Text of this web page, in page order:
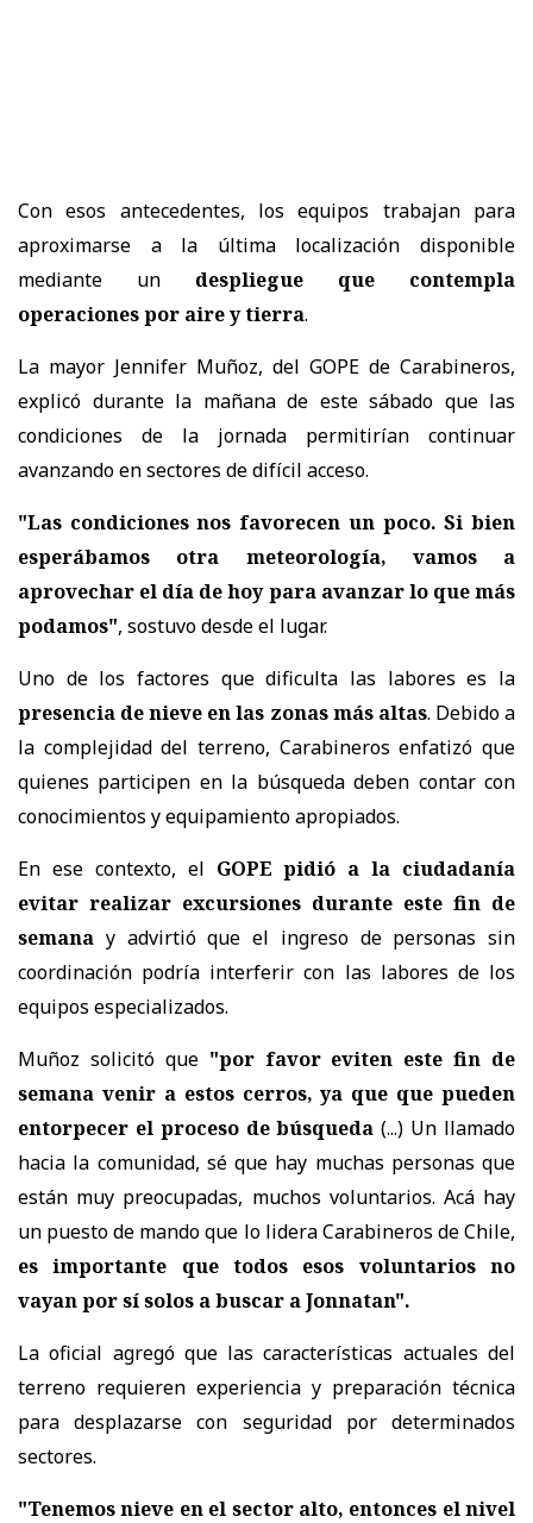
Con esos antecedentes, los equipos trabajan para
aproximarse a la última localización disponible
mediante un despliegue que contempla
operaciones por aire y tierra.
La mayor Jennifer Muñoz, del GOPE de Carabineros,
explicó durante la mañana de este sábado que las
condiciones de la jornada permitirían continuar
avanzando en sectores de difícil acceso.
"Las condiciones nos favorecen un poco. Si bien
esperábamos otra meteorología, vamos a
aprovechar el día de hoy para avanzar lo que más
podamos", sostuvo desde el lugar.
Uno de los factores que dificulta las labores es la
presencia de nieve en las zonas más altas. Debido a
la complejidad del terreno, Carabineros enfatizó que
quienes participen en la búsqueda deben contar con
conocimientos y equipamiento apropiados.
En ese contexto, el GOPE pidió a la ciudadanía
evitar realizar excursiones durante este fin de
semana y advirtió que el ingreso de personas sin
coordinación podría interferir con las labores de los
equipos especializados.
Muñoz solicitó que "por favor eviten este fin de
semana venir a estos cerros, ya que que pueden
entorpecer el proceso de búsqueda (...) Un llamado
hacia la comunidad, sé que hay muchas personas que
están muy preocupadas, muchos voluntarios. Acá hay
un puesto de mando que lo lidera Carabineros de Chile,
es importante que todos esos voluntarios no
vayan por sí solos a buscar a Jonnatan".
La oficial agregó que las características actuales del
terreno requieren experiencia y preparación técnica
para desplazarse con seguridad por determinados
sectores.
"Tenemos nieve en el sector alto, entonces el nivel